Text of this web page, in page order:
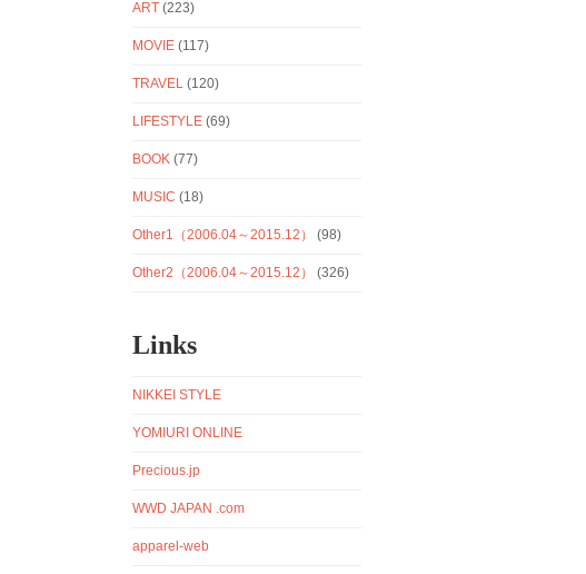
ART (223)
MOVIE (117)
TRAVEL (120)
LIFESTYLE (69)
BOOK (77)
MUSIC (18)
Other1（2006.04～2015.12） (98)
Other2（2006.04～2015.12） (326)
Links
NIKKEI STYLE
YOMIURI ONLINE
Precious.jp
WWD JAPAN .com
apparel-web